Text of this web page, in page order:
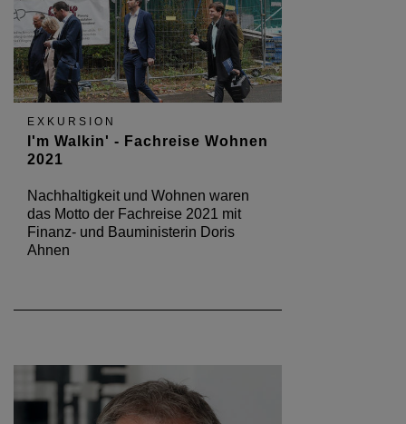
EXKURSION
I'm Walkin' - Fachreise Wohnen
2021
Nachhaltigkeit und Wohnen waren
das Motto der Fachreise 2021 mit
Finanz- und Bauministerin Doris
Ahnen